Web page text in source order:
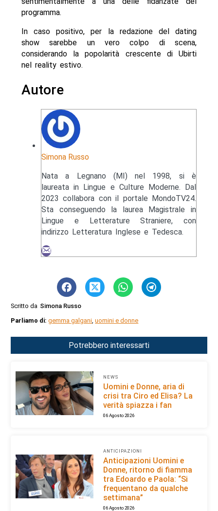
programma.
In caso positivo, per la redazione del dating
show sarebbe un vero colpo di scena,
considerando la popolarità crescente di Ubirti
nel reality estivo.
Autore
Simona Russo
Nata a Legnano (MI) nel 1998, si è
laureata in Lingue e Culture Moderne. Dal
2023 collabora con il portale MondoTV24.
Sta conseguendo la laurea Magistrale in
Lingue e Letterature Straniere, con
indirizzo Letteratura Inglese e Tedesca.
Scritto da Simona Russo
Parliamo di:gemma galgani ,uomini e donne
Potrebbero interessarti
NEWS
Uomini e Donne, aria di
crisi tra Ciro ed Elisa? La
verità spiazza i fan
06 Agosto 2026
ANTICIPAZIONI
Anticipazioni Uomini e
Donne, ritorno di fiamma
tra Edoardo e Paola: “Si
frequentano da qualche
settimana”
06 Agosto 2026